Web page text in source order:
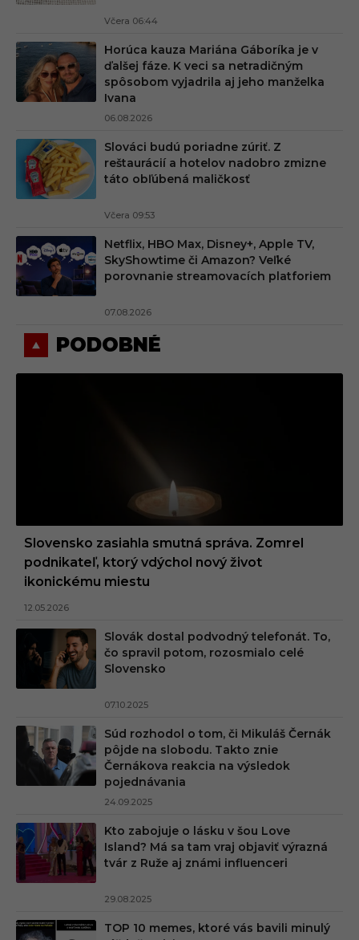
Včera 06:44
Horúca kauza Mariána Gáboríka je v
ďalšej fáze. K veci sa netradičným
spôsobom vyjadrila aj jeho manželka
Ivana
06.08.2026
Slováci budú poriadne zúriť. Z
reštaurácií a hotelov nadobro zmizne
táto obľúbená maličkosť
Včera 09:53
Netflix, HBO Max, Disney+, Apple TV,
SkyShowtime či Amazon? Veľké
porovnanie streamovacích platforiem
07.08.2026
PODOBNÉ
Slovensko zasiahla smutná správa. Zomrel
podnikateľ, ktorý vdýchol nový život
ikonickému miestu
12.05.2026
Slovák dostal podvodný telefonát. To,
čo spravil potom, rozosmialo celé
Slovensko
07.10.2025
Súd rozhodol o tom, či Mikuláš Černák
pôjde na slobodu. Takto znie
Černákova reakcia na výsledok
pojednávania
24.09.2025
Kto zabojuje o lásku v šou Love
Island? Má sa tam vraj objaviť výrazná
tvár z Ruže aj známi influenceri
29.08.2025
TOP 10 memes, ktoré vás bavili minulý